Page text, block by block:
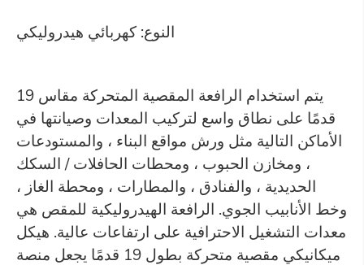
النوع: كهربائي هيدروليكي
يتم استخدام الرافعة المقصية المتحركة مقاس 19
قدمًا على نطاق واسع لتركيب المعدات وصيانتها في
الأماكن التالية مثل ورش مواقع البناء ، والمستودعات
، ومخازن الحبوب ، ومحطات الحافلات / السكك
الحديدية ، والفنادق ، والمطارات ، ومحطة الغاز ،
وخط الأنابيب الجوي. الرافعة الهيدروليكية للمقص هي
معدات التشغيل الاحترافية على ارتفاعات عالية. هيكل
ميكانيكي مقصية متحركة بطول 19 قدمًا يجعل منصة